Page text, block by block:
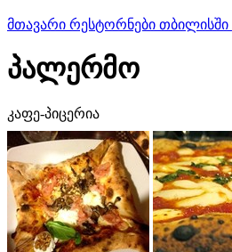
მთავარი რესტორნები თბილისში
პალერმო
კაფე-პიცერია